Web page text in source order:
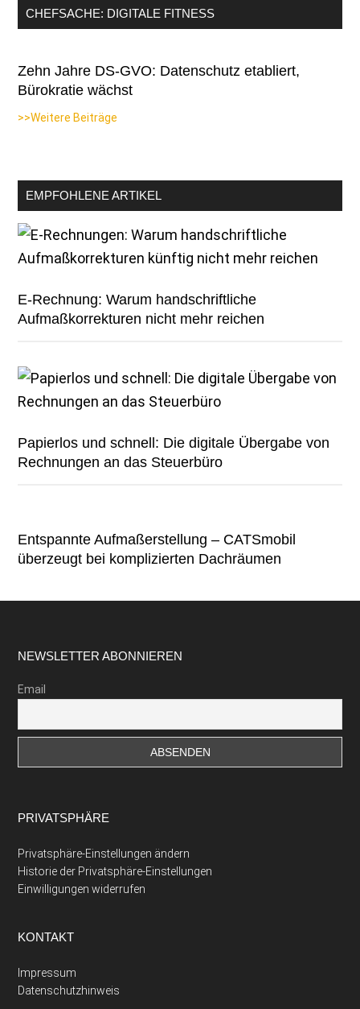
CHEFSACHE: DIGITALE FITNESS
Zehn Jahre DS-GVO: Datenschutz etabliert,
Bürokratie wächst
>>Weitere Beiträge
EMPFOHLENE ARTIKEL
E-Rechnung: Warum handschriftliche
Aufmaßkorrekturen nicht mehr reichen
Papierlos und schnell: Die digitale Übergabe von
Rechnungen an das Steuerbüro
Entspannte Aufmaßerstellung – CATSmobil
überzeugt bei komplizierten Dachräumen
Footer
NEWSLETTER ABONNIEREN
Email
PRIVATSPHÄRE
Privatsphäre-Einstellungen ändern
Historie der Privatsphäre-Einstellungen
Einwilligungen widerrufen
KONTAKT
Impressum
Datenschutzhinweis